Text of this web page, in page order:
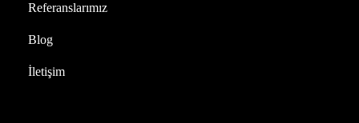
Referanslarımız
Blog
İletişim